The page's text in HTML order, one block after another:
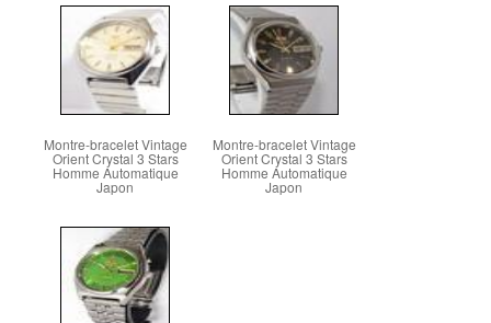
Montre-bracelet Vintage
Orient Crystal 3 Stars
Homme Automatique
Japon
Montre-bracelet Vintage
Orient Crystal 3 Stars
Homme Automatique
Japon